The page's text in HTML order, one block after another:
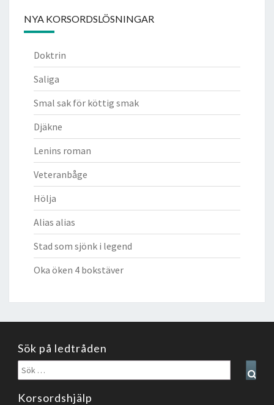
NYA KORSORDSLÖSNINGAR
Doktrin
Saliga
Smal sak för köttig smak
Djäkne
Lenins roman
Veteranbåge
Hölja
Alias alias
Stad som sjönk i legend
Oka öken 4 bokstäver
Sök på ledtråden
Sök
efter:
Korsordshjälp